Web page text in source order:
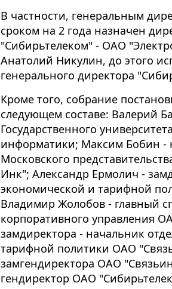
В частности, генеральным
сроком на 2 года назначен
"Сибирьтелеком" - ОАО
Анатолий Никулин, до этого
генерального директора
Кроме того, собрание
следующем составе: Валерий
Государственного
информатики; Максим Бобин -
Московского
Инк"; Александр Ермолич -
экономической и тарифной
Владимир Жолобов - главный
корпоративного управления
замдиректора - начальник
тарифной политики ОАО
замгендиректора ОАО
гендиректор ОАО